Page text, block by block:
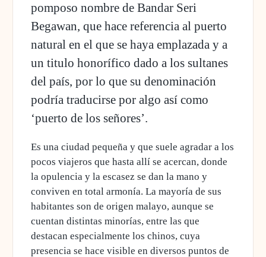
pomposo nombre de Bandar Seri
Begawan, que hace referencia al puerto
natural en el que se haya emplazada y a
un titulo honorífico dado a los sultanes
del país, por lo que su denominación
podría traducirse por algo así como
‘puerto de los señores’.
Es una ciudad pequeña y que suele agradar a los
pocos viajeros que hasta allí se acercan, donde
la opulencia y la escasez se dan la mano y
conviven en total armonía. La mayoría de sus
habitantes son de origen malayo, aunque se
cuentan distintas minorías, entre las que
destacan especialmente los chinos, cuya
presencia se hace visible en diversos puntos de